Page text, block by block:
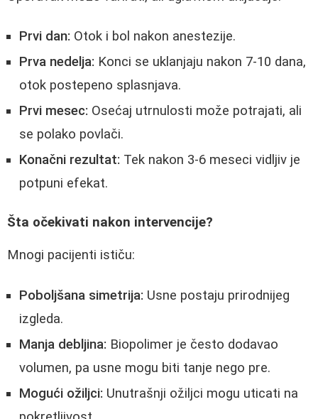
Prvi dan: Otok i bol nakon anestezije.
Prva nedelja: Konci se uklanjaju nakon 7-10 dana,
otok postepeno splasnjava.
Prvi mesec: Osećaj utrnulosti može potrajati, ali
se polako povlači.
Konačni rezultat: Tek nakon 3-6 meseci vidljiv je
potpuni efekat.
Šta očekivati nakon intervencije?
Mnogi pacijenti ističu:
Poboljšana simetrija: Usne postaju prirodnijeg
izgleda.
Manja debljina: Biopolimer je često dodavao
volumen, pa usne mogu biti tanje nego pre.
Mogući ožiljci: Unutrašnji ožiljci mogu uticati na